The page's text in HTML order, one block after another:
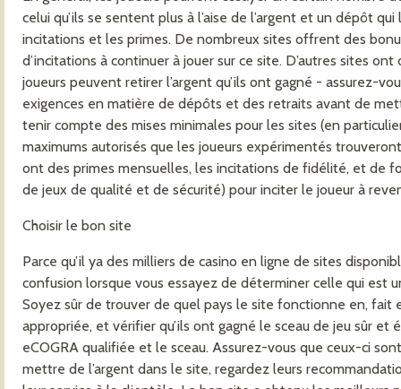
celui qu’ils se sentent plus à l’aise de l’argent et un dépôt
incitations et les primes. De nombreux sites offrent des
d’incitations à continuer à jouer sur ce site. D’autres sites
joueurs peuvent retirer l’argent qu’ils ont gagné - assurez-
exigences en matière de dépôts et des retraits avant de
tenir compte des mises minimales pour les sites (en
maximums autorisés que les joueurs expérimentés
ont des primes mensuelles, les incitations de fidélité, et de
de jeux de qualité et de sécurité) pour inciter le joueur à
Choisir le bon site
Parce qu’il ya des milliers de casino en ligne de sites
confusion lorsque vous essayez de déterminer celle qui est
Soyez sûr de trouver de quel pays le site fonctionne en, fait
appropriée, et vérifier qu’ils ont gagné le sceau de jeu sûr et
eCOGRA qualifiée et le sceau. Assurez-vous que ceux-ci
mettre de l’argent dans le site, regardez leurs